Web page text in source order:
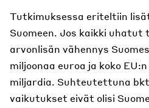
Tutkimuksessa eriteltiin
Suomeen. Jos kaikki
arvonlisän vähennys
miljoonaa euroa ja koko
miljardia. Suhteutettuna
vaikutukset eivät olisi